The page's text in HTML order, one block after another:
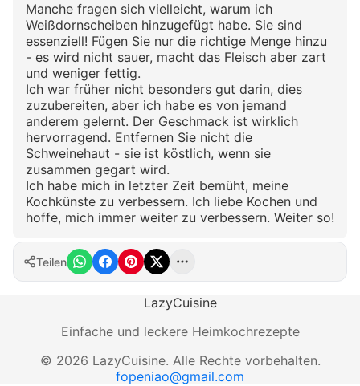
Manche fragen sich vielleicht, warum ich
Weißdornscheiben hinzugefügt habe. Sie sind
essenziell! Fügen Sie nur die richtige Menge hinzu
- es wird nicht sauer, macht das Fleisch aber zart
und weniger fettig.
Ich war früher nicht besonders gut darin, dies
zuzubereiten, aber ich habe es von jemand
anderem gelernt. Der Geschmack ist wirklich
hervorragend. Entfernen Sie nicht die
Schweinehaut - sie ist köstlich, wenn sie
zusammen gegart wird.
Ich habe mich in letzter Zeit bemüht, meine
Kochkünste zu verbessern. Ich liebe Kochen und
hoffe, mich immer weiter zu verbessern. Weiter so!
Teilen
LazyCuisine
Einfache und leckere Heimkochrezepte
© 2026 LazyCuisine. Alle Rechte vorbehalten.
fopeniao@gmail.com